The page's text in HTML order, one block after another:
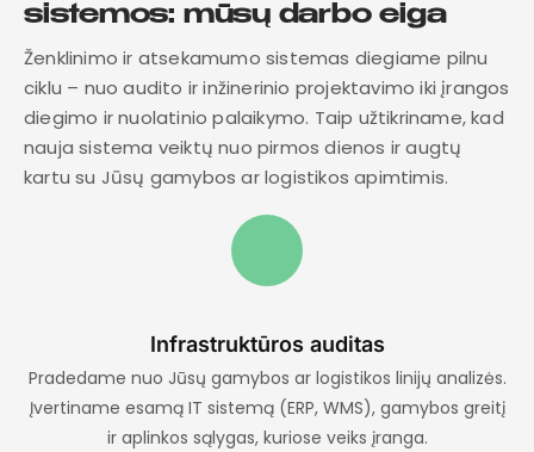
sistemos: mūsų darbo eiga
Ženklinimo ir atsekamumo sistemas diegiame pilnu
ciklu – nuo audito ir inžinerinio projektavimo iki įrangos
diegimo ir nuolatinio palaikymo. Taip užtikriname, kad
nauja sistema veiktų nuo pirmos dienos ir augtų
kartu su Jūsų gamybos ar logistikos apimtimis.
Infrastruktūros auditas
Pradedame nuo Jūsų gamybos ar logistikos linijų analizės.
Įvertiname esamą IT sistemą (ERP, WMS), gamybos greitį
ir aplinkos sąlygas, kuriose veiks įranga.